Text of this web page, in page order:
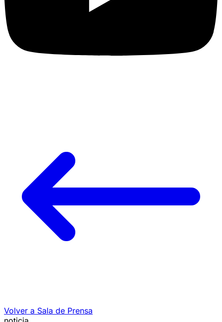
Volver a Sala de Prensa